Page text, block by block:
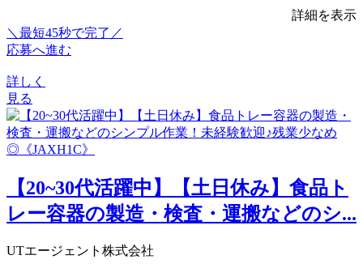
詳細を表示
＼最短45秒で完了／
応募へ進む
詳しく
見る
【20~30代活躍中】【土日休み】食品ト
レー容器の製造・検査・運搬などのシ...
UTエージェント株式会社